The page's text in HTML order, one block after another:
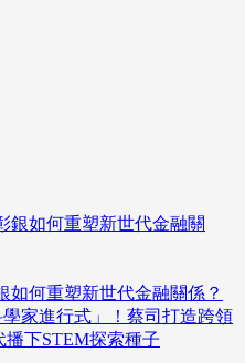
如何重塑新世代金融關係？